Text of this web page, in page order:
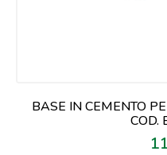
BASE IN CEMENTO
COD.